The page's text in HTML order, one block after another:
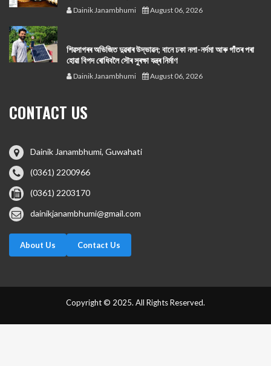
Dainik Janambhumi August 06, 2026
শিৱসাগৰৰ অভিজিত দুৱৰাৰ উদ্ভাৱন; বানে ঢকা নলা-নৰ্দমা আৰু গাঁতৰ পৰা
হোৱা বিপদ ৰোধিবলৈ সৌৰ সুৰক্ষা যন্ত্ৰ নিৰ্মাণ
Dainik Janambhumi August 06, 2026
CONTACT US
Dainik Janambhumi, Guwahati
(0361) 2200966
(0361) 2203170
dainikjanambhumi@gmail.com
About Us Contact Us
Copyright © 2025. All Rights Reserved.